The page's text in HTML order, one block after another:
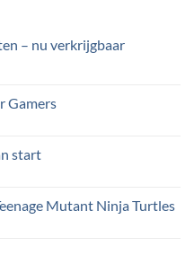
– nu verkrijgbaar
Gamers
start
Mutant Ninja Turtles